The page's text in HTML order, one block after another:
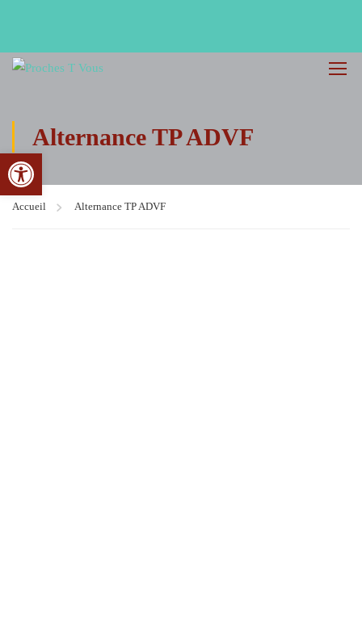
Alternance TP ADVF
Accueil Alternance TP ADVF
Ouvrir la barre d’outils